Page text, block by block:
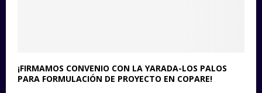
¡FIRMAMOS CONVENIO CON LA YARADA-LOS PALOS
PARA FORMULACIÓN DE PROYECTO EN COPARE!